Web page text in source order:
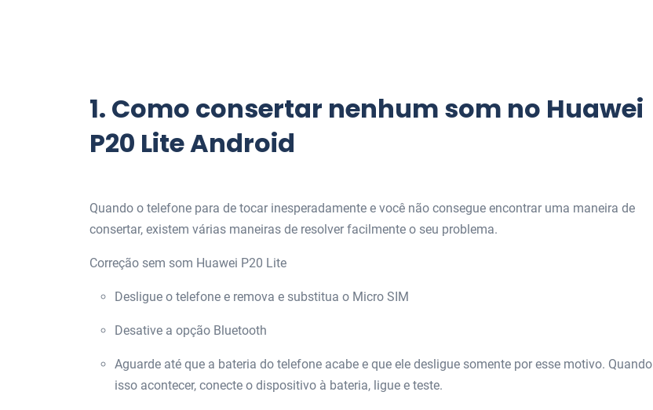
1. Como consertar nenhum som no Huawei
P20 Lite Android
Quando o telefone para de tocar inesperadamente e você não consegue encontrar uma maneira de
consertar, existem várias maneiras de resolver facilmente o seu problema.
Correção sem som Huawei P20 Lite
Desligue o telefone e remova e substitua o Micro SIM
Desative a opção Bluetooth
Aguarde até que a bateria do telefone acabe e que ele desligue somente por esse motivo. Quando
isso acontecer, conecte o dispositivo à bateria, ligue e teste.